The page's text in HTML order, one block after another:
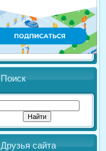
Поиск
Друзья сайта